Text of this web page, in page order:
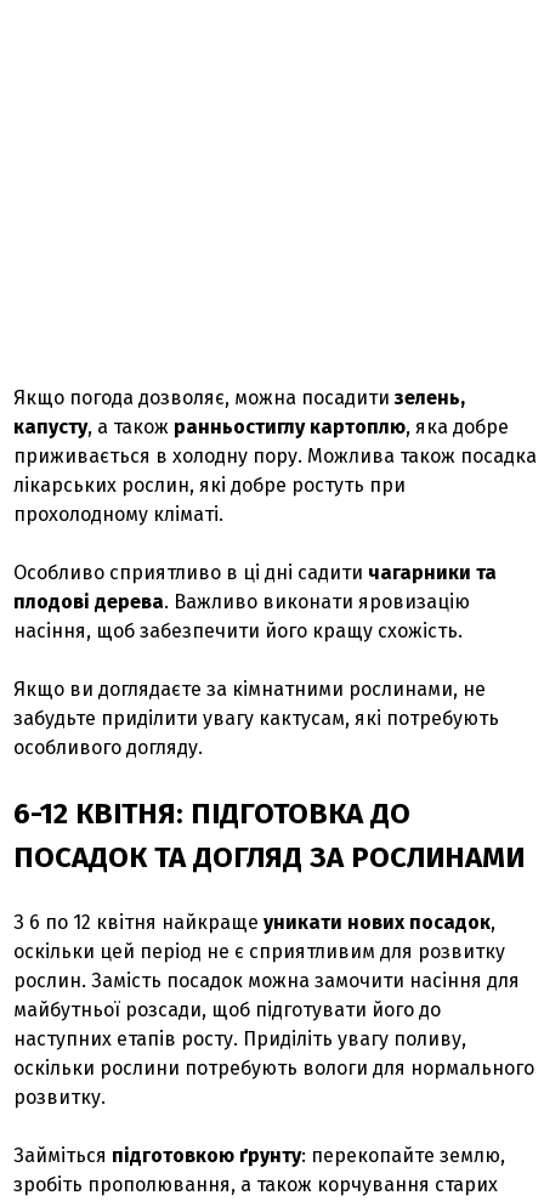
Якщо погода дозволяє, можна посадитизелень,
капусту, а також ранньостиглу картоплю, яка добре
приживається в холодну пору. Можлива також посадка
лікарських рослин, які добре ростуть при
прохолодному кліматі.
Особливо сприятливо в ці дні садити чагарники та
плодові дерева. Важливо виконати яровизацію
насіння, щоб забезпечити його кращу схожість.
Якщо ви доглядаєте за кімнатними рослинами, не
забудьте приділити увагу кактусам, які потребують
особливого догляду.
6-12 КВІТНЯ: ПІДГОТОВКА ДО
ПОСАДОК ТА ДОГЛЯД ЗА РОСЛИНАМИ
З 6 по 12 квітня найкращеуникати нових посадок,
оскільки цей період не є сприятливим для розвитку
рослин. Замість посадок можна замочити насіння для
майбутньої розсади, щоб підготувати його до
наступних етапів росту. Приділіть увагу поливу,
оскільки рослини потребують вологи для нормального
розвитку.
Займіться підготовкою ґрунту: перекопайте землю,
зробіть прополювання, а також корчування старих